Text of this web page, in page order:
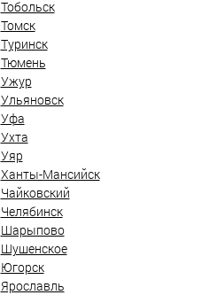
Тобольск
Томск
Туринск
Тюмень
Ужур
Ульяновск
Уфа
Ухта
Уяр
Ханты-Мансийск
Чайковский
Челябинск
Шарыпово
Шушенское
Югорск
Ярославль